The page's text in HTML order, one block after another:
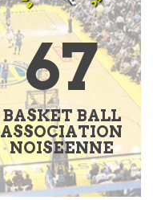
67
BASKET BALL
ASSOCIATION
NOISEENNE